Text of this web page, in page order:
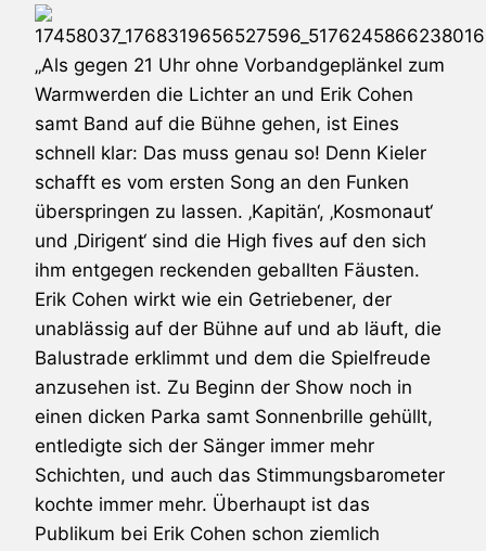
„Als gegen 21 Uhr ohne Vorbandgeplänkel zum
Warmwerden die Lichter an und Erik Cohen
samt Band auf die Bühne gehen, ist Eines
schnell klar: Das muss genau so! Denn Kieler
schafft es vom ersten Song an den Funken
überspringen zu lassen. ‚Kapitän‘, ‚Kosmonaut‘
und ‚Dirigent‘ sind die High fives auf den sich
ihm entgegen reckenden geballten Fäusten.
Erik Cohen wirkt wie ein Getriebener, der
unablässig auf der Bühne auf und ab läuft, die
Balustrade erklimmt und dem die Spielfreude
anzusehen ist. Zu Beginn der Show noch in
einen dicken Parka samt Sonnenbrille gehüllt,
entledigte sich der Sänger immer mehr
Schichten, und auch das Stimmungsbarometer
kochte immer mehr. Überhaupt ist das
Publikum bei Erik Cohen schon ziemlich